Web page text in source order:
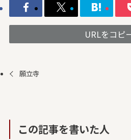
URLをコピ
願立寺
この記事を書いた人